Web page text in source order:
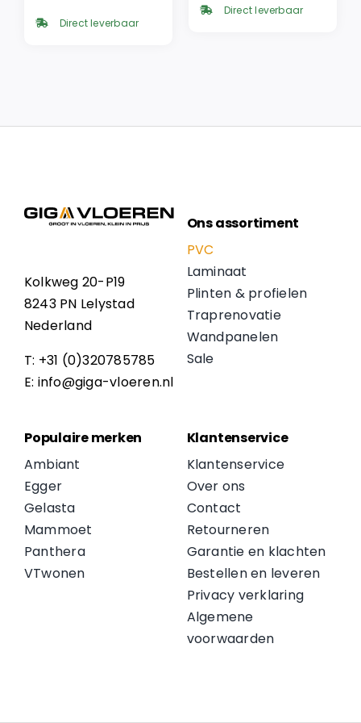
was:
is: Direct leverbaar was:
is: Direct leverbaar
Kolkweg 20-P19
8243 PN Lelystad
Nederland
T: +31 (0)320785785
E: info@giga-vloeren.nl
Ons assortiment
PVC
Laminaat
Plinten & profielen
Traprenovatie
Wandpanelen
Sale
Populaire merken
Ambiant
Egger
Gelasta
Mammoet
Panthera
VTwonen
Klantenservice
Klantenservice
Over ons
Contact
Retourneren
Garantie en klachten
Bestellen en leveren
Privacy verklaring
Algemene
voorwaarden